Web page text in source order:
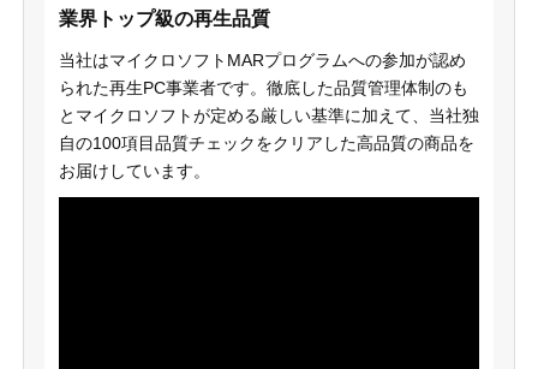
業界トップ級の再生品質
当社はマイクロソフトMARプログラムへの参加が認め
られた再生PC事業者です。徹底した品質管理体制のも
とマイクロソフトが定める厳しい基準に加えて、当社独
自の100項目品質チェックをクリアした高品質の商品を
お届けしています。